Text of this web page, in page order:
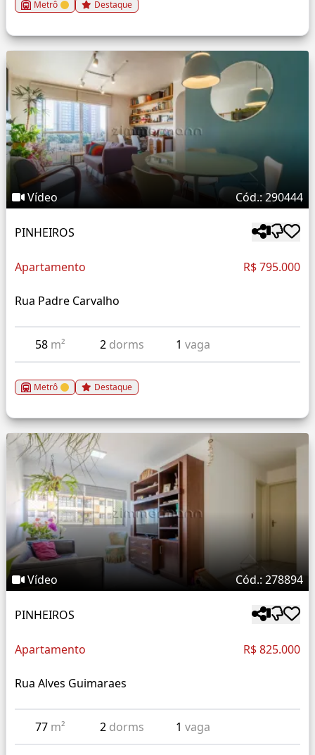
Metrô Destaque
Vídeo Cód.: 290444
PINHEIROS
Apartamento R$ 795.000
Rua Padre Carvalho
58 m² 2 dorms 1vaga
Metrô Destaque
Vídeo Cód.: 278894
PINHEIROS
Apartamento R$ 825.000
Rua Alves Guimaraes
77 m² 2 dorms 1vaga